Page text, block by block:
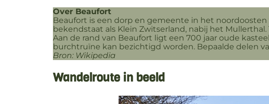
Over Beaufort
Beaufort is een dorp en gemeente in het
bekendstaat als Klein Zwitserland, nabij het
Aan de rand van Beaufort ligt een 700 jaar oude
burchtruïne kan bezichtigd worden. Bepaalde delen
Bron: Wikipedia
Wandelroute in beeld